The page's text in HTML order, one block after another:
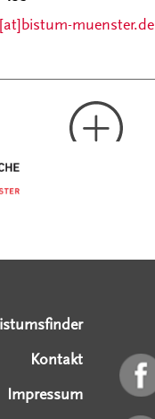
muenster.de
Kontakt
Impressum